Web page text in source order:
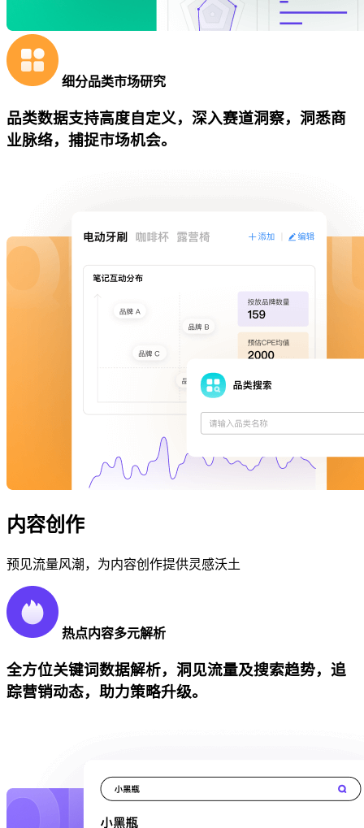
细分品类市场研究
品类数据支持高度自定义，深入赛道洞察，洞悉商
业脉络，捕捉市场机会。
内容创作
预见流量风潮，为内容创作提供灵感沃土
热点内容多元解析
全方位关键词数据解析，洞见流量及搜索趋势，追
踪营销动态，助力策略升级。